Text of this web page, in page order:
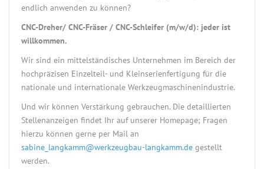
endlich anwenden zu können?
CNC-Dreher/ CNC-Fräser / CNC-Schleifer (m/w/d): jeder ist
willkommen.
Wir sind ein mittelständisches Unternehmen im Bereich der
hochpräzisen Einzelteil- und Kleinserienfertigung für die
nationale und internationale Werkzeugmaschinenindustrie.
Und wir können Verstärkung gebrauchen. Die detaillierten
Stellenanzeigen findet Ihr auf unserer Homepage; Fragen
hierzu können gerne per Mail an
sabine_langkamm@werkzeugbau-langkamm.de gestellt
werden.